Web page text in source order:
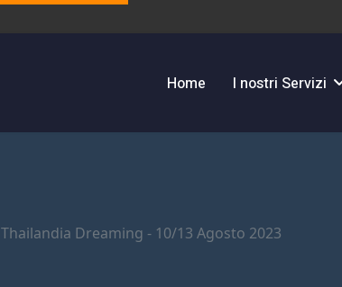
Home I nostri Servizi
Thailandia Dreaming - 10/13 Agosto 2023